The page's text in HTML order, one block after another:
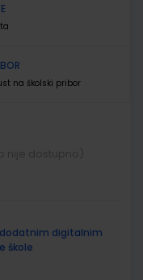
na školski pribor
dodatnim digitalnim
škole